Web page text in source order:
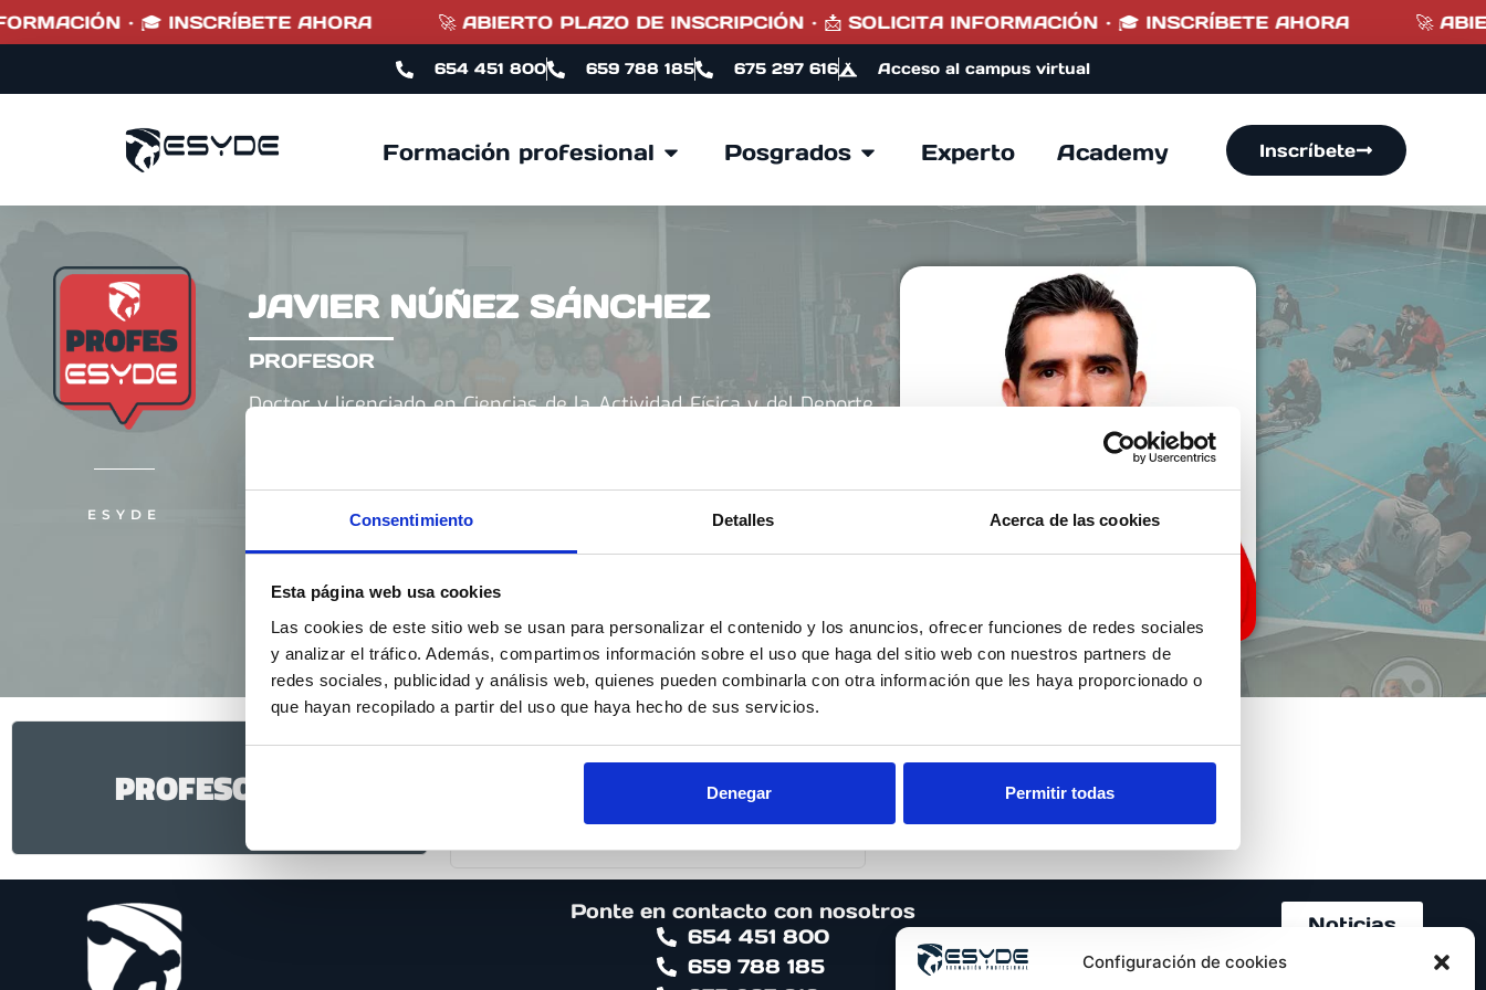
Consentimiento Detalles Acerca de las cookies
Esta página web usa cookies
Las cookies de este sitio web se usan para personalizar el contenido y los anuncios, ofrecer funciones de redes sociales
y analizar el tráfico. Además, compartimos información sobre el uso que haga del sitio web con nuestros partners de
redes sociales, publicidad y análisis web, quienes pueden combinarla con otra información que les haya proporcionado o
que hayan recopilado a partir del uso que haya hecho de sus servicios.
Denegar Permitir todas
Configuración de cookies
· 🎓 INSCRÍBETE AHORA 🚀 ABIERTO PLAZO DE INSCRIPCIÓN · 📩 SOLICITA INFORMACIÓN · 🎓 INSCRÍBETE AHORA 🚀
654 451 800 659 788 185 675 297 616 Acceso al campus virtual
Formación profesional Posgrados Experto Academy Inscríbete
ESYDE
JAVIER NÚÑEZ SÁNCHEZ
PROFESOR
Doctor y licenciado en Ciencias de la Actividad Física y del Deporte.
Universidad de Granada (UGR). Docente en el Máster en
Rendimiento Deportivo de la UPO. Docente en el Máster en Deportes
de Equipo del F.C. Barcelona. Preparador físico en el Valencia Club de
Fútbol. Creador del centro de referencia en entrenamiento VFSport.
PROFESOR EN
Optimización del
entrenamiento y
readaptación físico-
deportiva
Ponte en contacto con nosotros
654 451 800
659 788 185
Noticias